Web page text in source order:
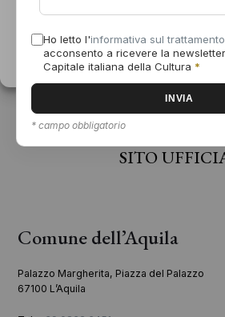
Informativa sui cookie
SITO
Comune dell’Aquila
Palazzo Margherita, Piazza del Palazzo
67100 L’Aquila
Ho letto l'informativa sul
acconsento a ricevere la
Capitale italiana della Cultura *
* campo obbligatorio